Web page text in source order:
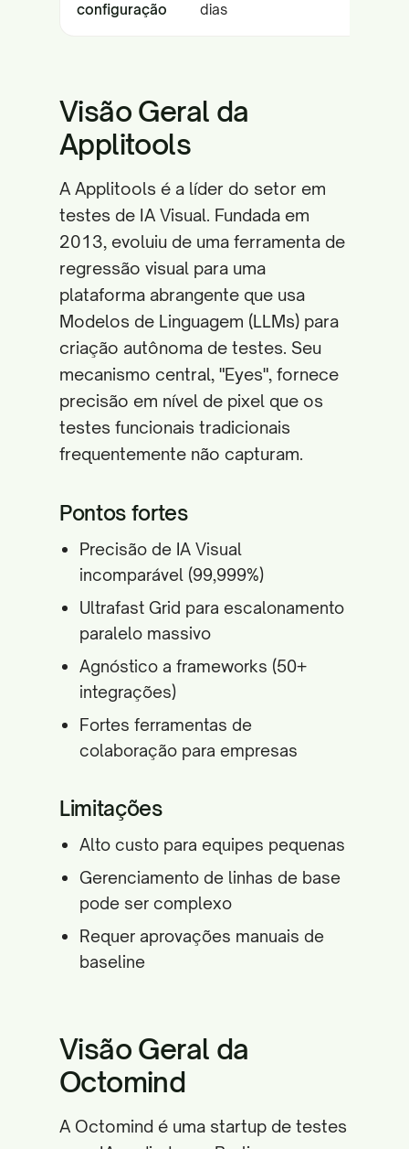
configuração
dias
Visão Geral da
Applitools
A Applitools é a líder do setor em
testes de IA Visual. Fundada em
2013, evoluiu de uma ferramenta de
regressão visual para uma
plataforma abrangente que usa
Modelos de Linguagem (LLMs) para
criação autônoma de testes. Seu
mecanismo central, "Eyes", fornece
precisão em nível de pixel que os
testes funcionais tradicionais
frequentemente não capturam.
Pontos fortes
Precisão de IA Visual
incomparável (99,999%)
Ultrafast Grid para escalonamento
paralelo massivo
Agnóstico a frameworks (50+
integrações)
Fortes ferramentas de
colaboração para empresas
Limitações
Alto custo para equipes pequenas
Gerenciamento de linhas de base
pode ser complexo
Requer aprovações manuais de
baseline
Visão Geral da
Octomind
A Octomind é uma startup de testes